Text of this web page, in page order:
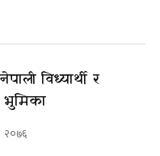
विध्यार्थी र